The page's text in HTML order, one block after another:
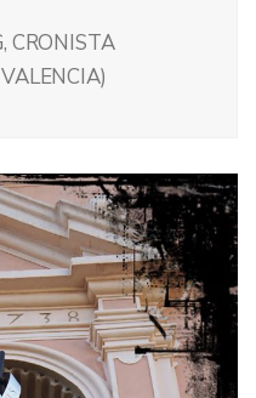
CRONISTA